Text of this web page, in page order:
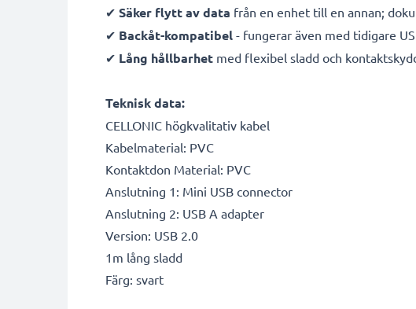
✔ Säker flytt av data från en enhet till en annan;
✔ Backåt-kompatibel - fungerar även med tidigare
✔ Lång hållbarhet med flexibel sladd och
Teknisk data:
CELLONIC högkvalitativ kabel
Kabelmaterial: PVC
Kontaktdon Material: PVC
Anslutning 1: Mini USB connector
Anslutning 2: USB A adapter
Version: USB 2.0
1m lång sladd
Färg: svart